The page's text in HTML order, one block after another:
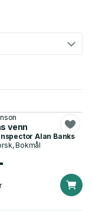
venn
Alan Banks
Bokmål